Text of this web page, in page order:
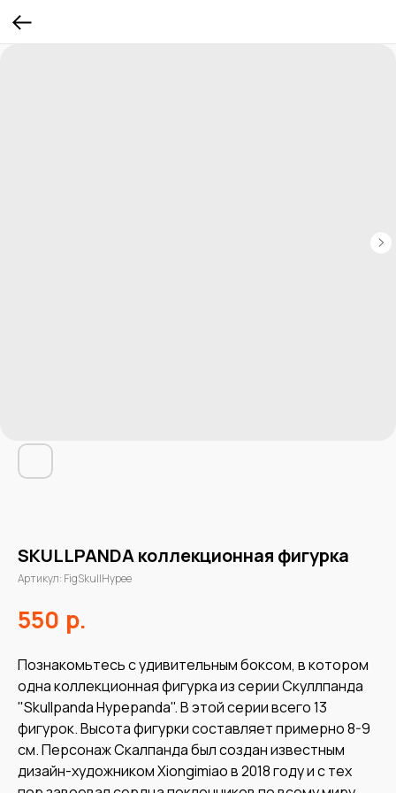
SKULLPANDA коллекционная фигурка
Артикул: FigSkullHypee
550 р.
Познакомьтесь с удивительным боксом, в котором
одна коллекционная фигурка из серии Скуллпанда
"Skullpanda Hypepanda". В этой серии всего 13
фигурок. Высота фигурки составляет примерно 8-9
см. Персонаж Скалпанда был создан известным
дизайн-художником Xiongimiao в 2018 году и с тех